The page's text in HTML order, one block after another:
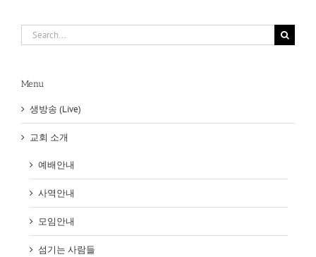
Search
for:
Menu
생방송 (Live)
교회 소개
예배안내
사역안내
모임안내
섬기는 사람들